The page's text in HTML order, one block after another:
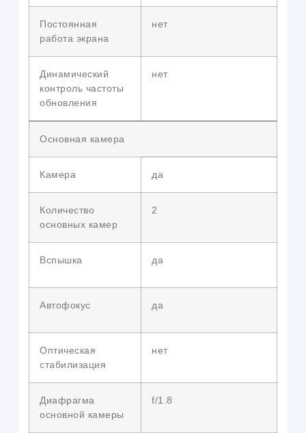
Постоянная
работа экрана
нет
Динамический
контроль частоты
обновления
нет
Основная камера
Камера да
Количество
основных камер
2
Вспышка да
Автофокус да
Оптическая
стабилизация
нет
Диафрагма
основной камеры
f/1.8